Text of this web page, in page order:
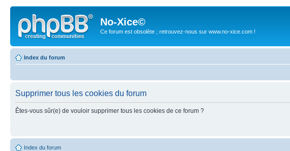
No-Xice©
Ce forum est obsolète ; retrouvez-nous sur www.no-xice.com !
Index du forum
Supprimer tous les cookies du forum
Êtes-vous sûr(e) de vouloir supprimer tous les cookies de ce forum ?
Index du forum